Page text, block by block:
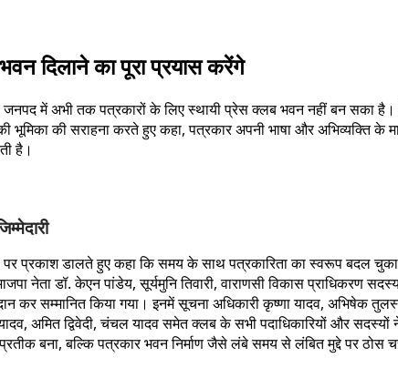
दिलाने का पूरा प्रयास करेंगे
में अभी तक पत्रकारों के लिए स्थायी प्रेस क्लब भवन नहीं बन सका
भूमिका की सराहना करते हुए कहा, पत्रकार अपनी भाषा और
है।
पर प्रकाश डालते हुए कहा कि समय के साथ पत्रकारिता का स्वरूप बदल
नेता डॉ. केएन पांडेय, सूर्यमुनि तिवारी, वाराणसी विकास प्राधिकरण
कर सम्मानित किया गया। इनमें सूचना अधिकारी कृष्णा यादव,
अमित द्विवेदी, चंचल यादव समेत क्लब के सभी पदाधिकारियों और
बना, बल्कि पत्रकार भवन निर्माण जैसे लंबे समय से लंबित मुद्दे पर ठोस